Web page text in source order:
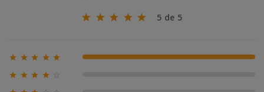
5 de 5
     100% (1)
   